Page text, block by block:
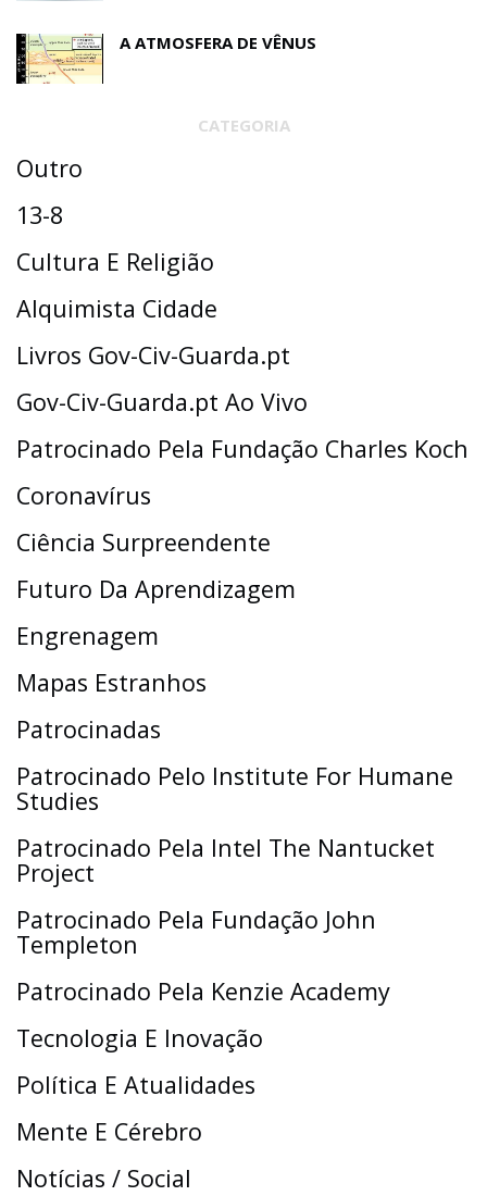
A ATMOSFERA DE VÊNUS
CATEGORIA
Outro
13-8
Cultura E Religião
Alquimista Cidade
Livros Gov-Civ-Guarda.pt
Gov-Civ-Guarda.pt Ao Vivo
Patrocinado Pela Fundação Charles Koch
Coronavírus
Ciência Surpreendente
Futuro Da Aprendizagem
Engrenagem
Mapas Estranhos
Patrocinadas
Patrocinado Pelo Institute For Humane
Studies
Patrocinado Pela Intel The Nantucket
Project
Patrocinado Pela Fundação John
Templeton
Patrocinado Pela Kenzie Academy
Tecnologia E Inovação
Política E Atualidades
Mente E Cérebro
Notícias / Social